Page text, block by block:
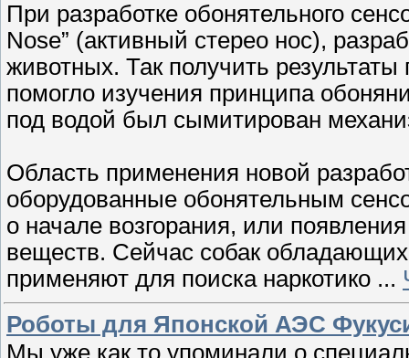
При разработке обонятельного
Nose” (активный стерео нос),
животных. Так получить
помогло изучения принципа
под водой был сымитирован
Область применения новой
оборудованные обонятельным
о начале возгорания, или
веществ. Сейчас собак
применяют для поиска наркотико ...
Роботы для Японской АЭС
Мы уже как то упоминали о